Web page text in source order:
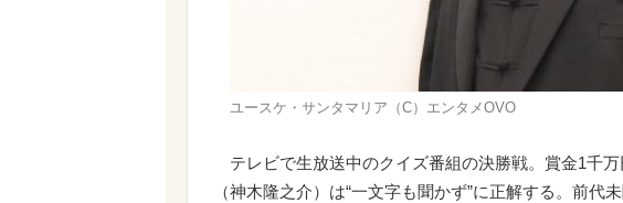
ユースケ・サンタマリア（C）エンタメOVO
テレビで生放送中のクイズ番組の決勝戦。賞金1千
（神木隆之介）は“一文字も聞かず”に正解する。前代